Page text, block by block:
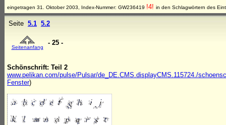
eingetragen 31. Oktober 2003, Index-Nummer: GW236419 !4! in den Schlagwörtern des
Seite 5.1 5.2
Seitenanfang
- 25 -
Schönschrift: Teil 2
www.pelikan.com/pulse/Pulsar/de_DE.CMS.displayCMS.115724./
Fenster)